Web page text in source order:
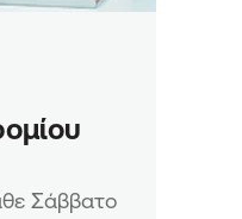
Σάββατο